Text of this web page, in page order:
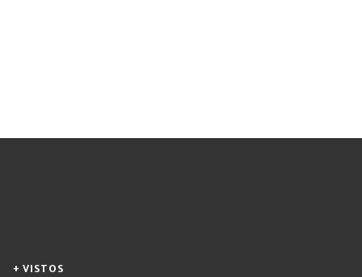
+ VISTOS